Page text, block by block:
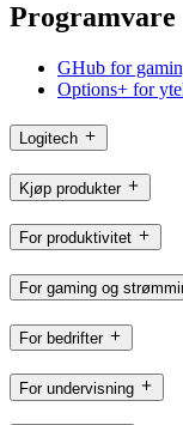
Programvare
GHub for
Options+ for
Logitech
Kjøp produkter
For produktivitet
For gaming og
For bedrifter
For undervisning